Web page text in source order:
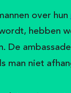
over hun
hebben
De
man niet